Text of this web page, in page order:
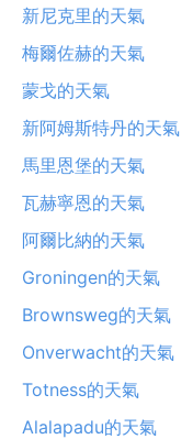
新尼克里的天氣
梅爾佐赫的天氣
蒙戈的天氣
新阿姆斯特丹的天氣
馬里恩堡的天氣
瓦赫寧恩的天氣
阿爾比納的天氣
Groningen的天氣
Brownsweg的天氣
Onverwacht的天氣
Totness的天氣
Alalapadu的天氣